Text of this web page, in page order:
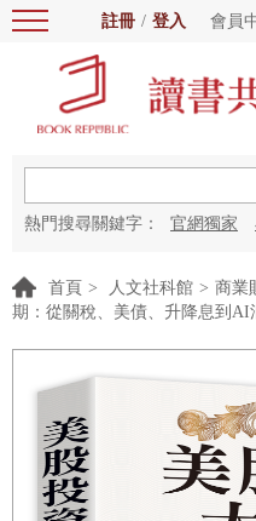
註冊 / 登入 會員
熱門搜尋關鍵字： 官網獨家
首頁 > 人文社科館 > 商業
期：從關稅、美債、升降息到AI